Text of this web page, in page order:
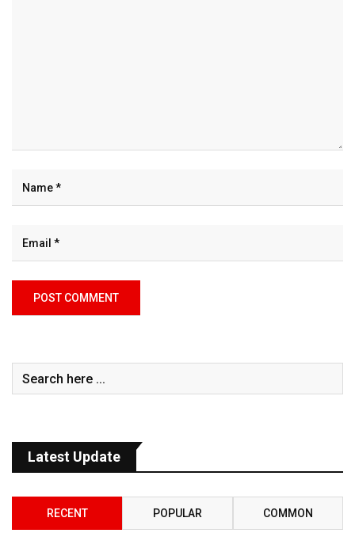
Latest Update
RECENT POPULAR COMMON